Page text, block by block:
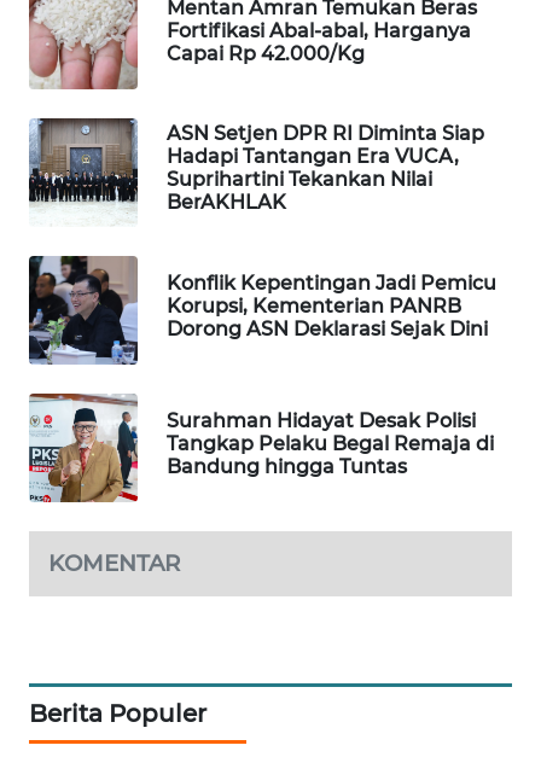
Mentan Amran Temukan Beras
Fortifikasi Abal-abal, Harganya
Capai Rp 42.000/Kg
ASN Setjen DPR RI Diminta Siap
Hadapi Tantangan Era VUCA,
Suprihartini Tekankan Nilai
BerAKHLAK
Konflik Kepentingan Jadi Pemicu
Korupsi, Kementerian PANRB
Dorong ASN Deklarasi Sejak Dini
Surahman Hidayat Desak Polisi
Tangkap Pelaku Begal Remaja di
Bandung hingga Tuntas
KOMENTAR
Berita Populer
WAHANA
UMKM
WAHANA
SELEB
WAHANA
PERSONA
WAHANA
OTOMOTIF
HEALTH
WAHANA
DESA
Wahana
Network